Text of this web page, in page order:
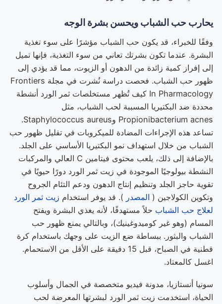
يحارب حب الشباب ويحسن بشرة الوجه
وفقًا للخبراء، قد يكون حب الشباب مؤشرًا على سوء تغذية
البشرة. عندما تكون بشرتك تعاني من سوء التغذية، فإنها تميل
إلى إفراز كمية زائدة من الدهون أو الزيوت، مما قد يؤدي إلى
ظهور حب الشباب. فحصت دراسة نُشرت في مجلة Frontiers
In Pharmacology كيف تُظهر مستخلصات ثمر الورد أنشطة
محددة ضد البكتيريا المسببة لحب الشباب، مثل
Propionibacterium acnes وStaphylococcus aureus.
تساعد هذه الإجراءات المضادة للميكروبات في تقليل ظهور حب
الشباب من خلال استهداف نمو البكتيريا الأساسي على الجلد.
بالإضافة إلى ذلك، يلعب محتوى فيتامين C العالي والمركبات
النشطة بيولوجيًا الموجودة في زيت ثمر الورد دورًا حيويًا في
تقوية حاجز الجلد وتنظيم إنتاج الدهون ودعم التئام الجروح
وتكوين الكولاجين ( المصدر ). قد يوفر استخدام زيت ثمر الورد
لعلاج حب الشباب حلاً مستهدفًا، لأنه يغذي البشرة ويفتح
المسام (وهو غير كوميدوغينيك)، وبالتالي يمنع ظهور حب
الشباب والبثور. ببساطة ضع الزيت على وجهك باستخدام كرة
قطنية في الصباح، قبل 15 دقيقة على الأقل من الاستحمام.
اغسل كالمعتاد.
سونيا أنستازيا، مدونة فيديو متخصصة في الجمال وأسلوب
الحياة، استخدمت زيت ثمر الورد لبشرتها المعرضة لحب